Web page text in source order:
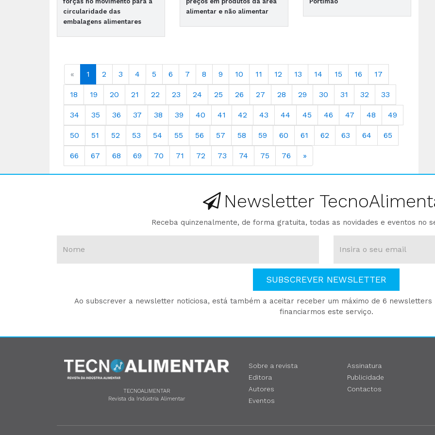
circularidade das
embalagens alimentares
alimentar e não alimentar
« 1 2 3 4 5 6 7 8 9 10 11 12 13 14 15 16 17
18 19 20 21 22 23 24 25 26 27 28 29 30 31 32 33
34 35 36 37 38 39 40 41 42 43 44 45 46 47 48 49
50 51 52 53 54 55 56 57 58 59 60 61 62 63 64 65
66 67 68 69 70 71 72 73 74 75 76 »
Newsletter
Receba quinzenalmente, de forma gratuita, todas as novidades e eventos no
SUBSCREVER NEWSLETTER
Ao subscrever a newsletter noticiosa, está também a aceitar receber um máximo de 6
financiarmos este serviço.
TECNOALIMENTAR
Revista da Indústria Alimentar
Sobre a revista
Editora
Autores
Eventos
Assinatura
Publicidade
Contactos